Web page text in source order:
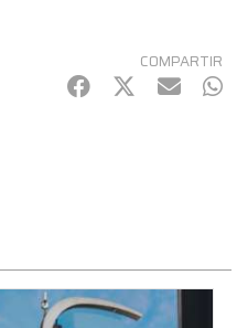
COMPARTIR
Facebook
Twitter
mail